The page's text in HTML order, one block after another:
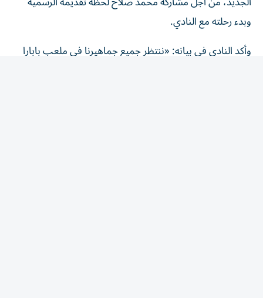
وبدء رحلته مع النادي.
وأكد النادي في بيانه: «ننتظر جميع جماهيرنا في ملعب بابارا
بارك، مرتدين قمصان الموسم الجديد، لنشهد هذا اليوم معاً،